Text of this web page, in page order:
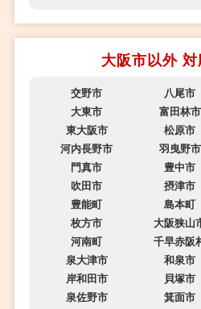
大阪市以外
交野市 八尾市
大東市
富田林市
東大阪市
松原市
河内長野市
羽曳野市
門真市
豊中市
吹田市
摂津市
豊能町
島本町
枚方市
大阪狭山
河南町
千早赤阪
泉大津市
和泉市
岸和田市
貝塚市
泉佐野市
箕面市